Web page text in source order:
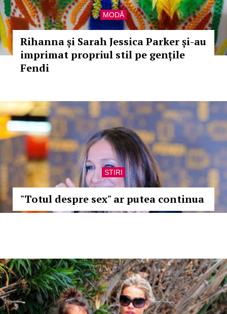
MODĂ
Rihanna și Sarah Jessica Parker și-au
imprimat propriul stil pe gențile
Fendi
STIRI
"Totul despre sex" ar putea continua